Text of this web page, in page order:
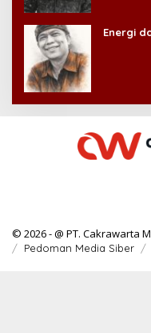
Energi
© 2026 - @ PT. Cakrawarta
Pedoman Media Siber